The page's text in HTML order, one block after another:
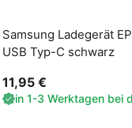
Samsung Ladegerät
USB Typ-C schwarz
11,95 €
in 1-3 Werktagen bei